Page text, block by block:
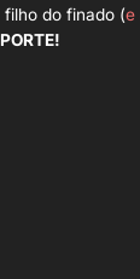
filho do finado (e